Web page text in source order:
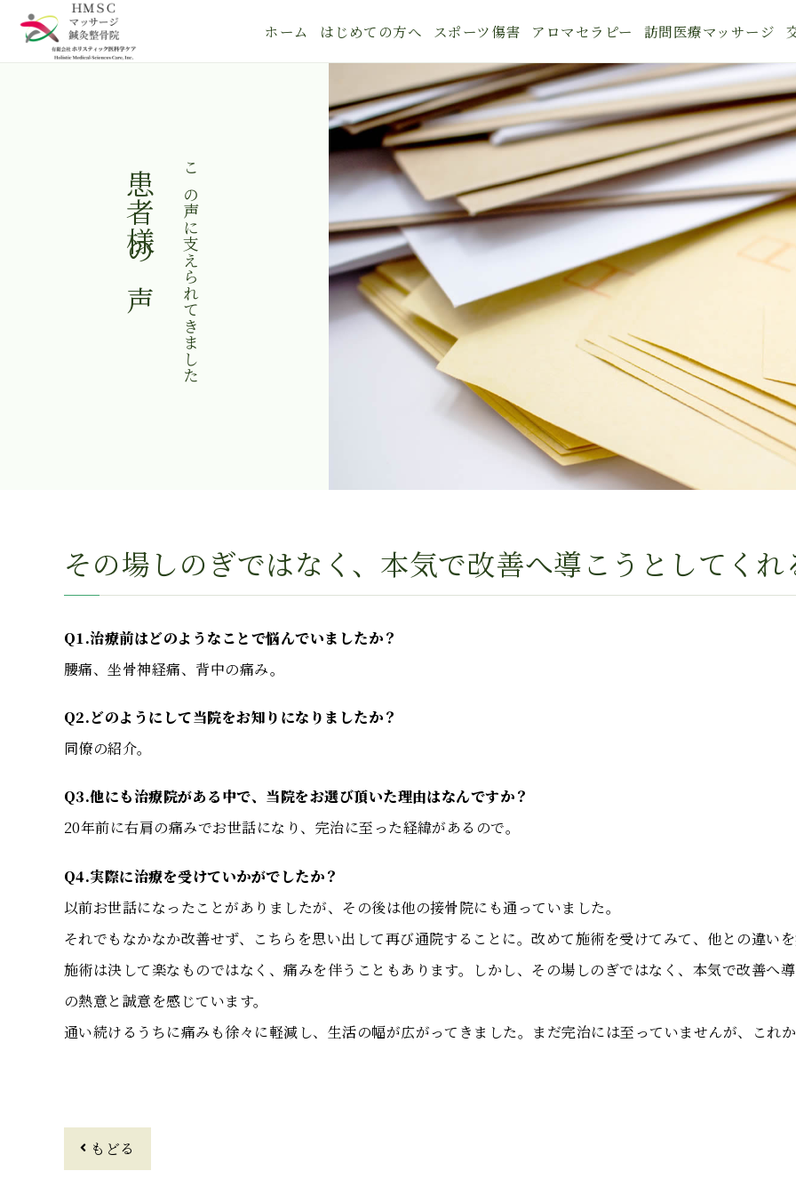
ホーム はじめての方へ スポーツ傷害 アロマセラピー 訪問医療マッサージ
患者様の声この声に支えられてきました
その場しのぎではなく、本気で改善へ導こうとしてくれ
Q1.治療前はどのようなことで悩んでいましたか？
腰痛、坐骨神経痛、背中の痛み。
Q2.どのようにして当院をお知りになりましたか？
同僚の紹介。
Q3.他にも治療院がある中で、当院をお選び頂いた理由はなんですか？
20年前に右肩の痛みでお世話になり、完治に至った経緯があるので。
Q4.実際に治療を受けていかがでしたか？
以前お世話になったことがありましたが、その後は他の接骨院にも通っていました。
それでもなかなか改善せず、こちらを思い出して再び通院することに。改めて施術を受けてみて、他との違い
施術は決して楽なものではなく、痛みを伴うこともあります。しかし、その場しのぎではなく、本気で改善へ
の熱意と誠意を感じています。
通い続けるうちに痛みも徐々に軽減し、生活の幅が広がってきました。まだ完治には至っていませんが、これ
もどる